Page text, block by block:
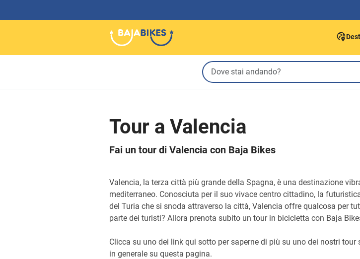
Tour a Valencia
Fai un tour di Valencia con Baja Bikes
Valencia, la terza città più grande della Spagna, è una destinazione
mediterraneo. Conosciuta per il suo vivace centro cittadino, la
del Turia che si snoda attraverso la città, Valencia offre qualcosa per
parte dei turisti? Allora prenota subito un tour in bicicletta con Baja
Clicca su uno dei link qui sotto per saperne di più su uno dei nostri
in generale su questa pagina.